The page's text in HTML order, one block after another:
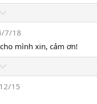
o
w
n
v
o
t
7/18
mình xin, cảm ơn!
o
w
15